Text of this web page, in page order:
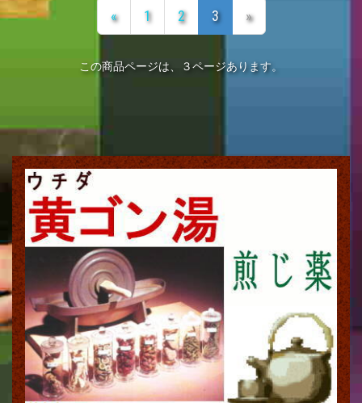
« 1 2 3 »
この商品ページは、３ページあります。